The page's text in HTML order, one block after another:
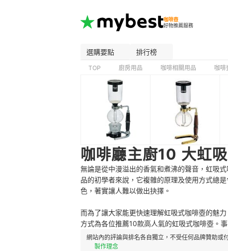
咖啡壺
好物推薦服務
選購要點 排行榜
TOP 廚房用品 咖啡相關用品 咖啡
咖啡廳主廚10 大虹
無論是從中漫溢出的香氣和煮沸的聲音，虹吸
品的初學者來說，它複雜的原理及使用方式總
色，著實讓人難以做出抉擇。
而為了讓大家能更快速理解虹吸式咖啡壺的魅
方式為各位推薦10款高人氣的虹吸式咖啡壺。
網站內的評論與排名各自獨立，不受任何品牌贊助或
製作理念